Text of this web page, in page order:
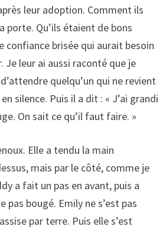
leur adoption. Comment ils
porte. Qu’ils étaient de bons
confiance brisée qui aurait besoin
Je leur ai aussi raconté que je
quelqu’un qui ne revient
silence. Puis il a dit : « J’ai grandi
On sait ce qu’il faut faire. »
Elle a tendu la main
mais par le côté, comme je
a fait un pas en avant, puis a
pas bougé. Emily ne s’est pas
par terre. Puis elle s’est